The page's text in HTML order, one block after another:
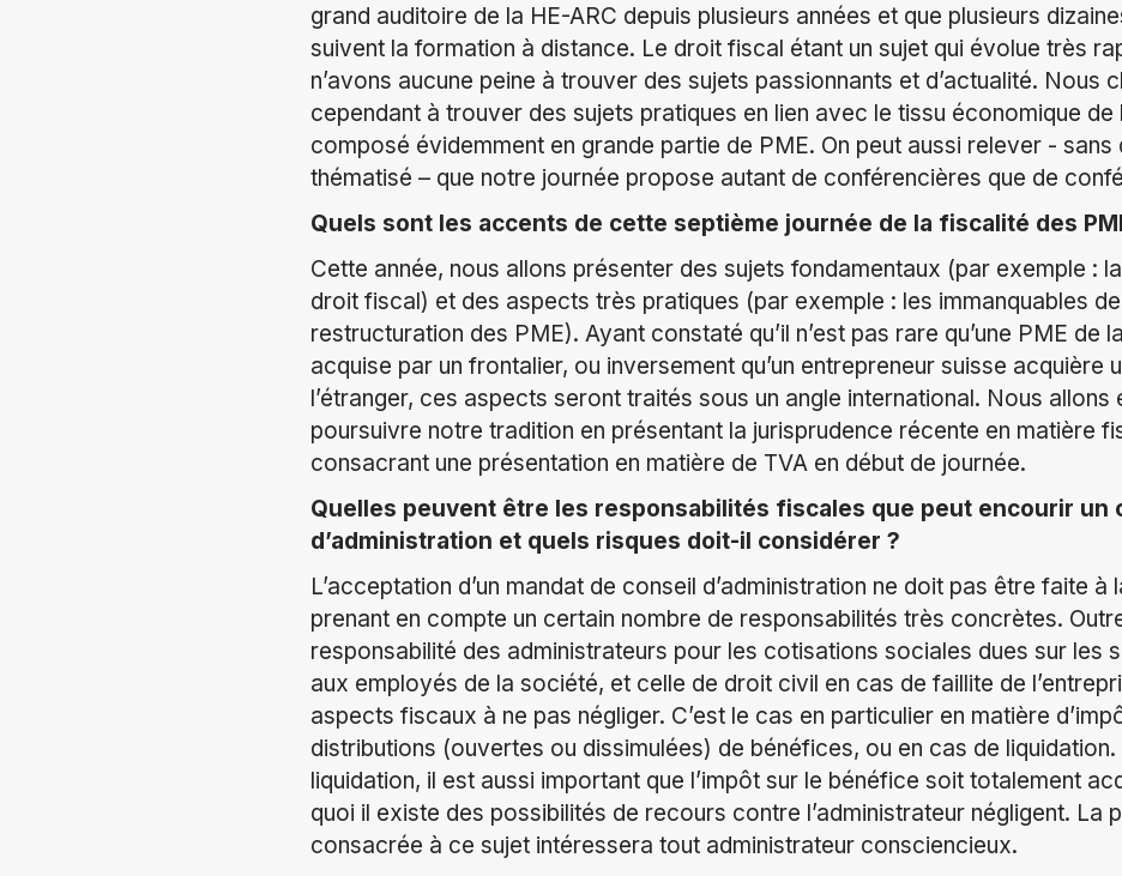
grand auditoire de la HE-ARC depuis plusieurs années et que plusieurs
suivent la formation à distance. Le droit fiscal étant un sujet qui évolue très
n’avons aucune peine à trouver des sujets passionnants et d’actualité. Nous
cependant à trouver des sujets pratiques en lien avec le tissu économique de
composé évidemment en grande partie de PME. On peut aussi relever - sans
thématisé – que notre journée propose autant de conférencières que de
Quels sont les accents de cette septième journée de la fiscalité des
Cette année, nous allons présenter des sujets fondamentaux (par exemple :
droit fiscal) et des aspects très pratiques (par exemple : les immanquables
restructuration des PME). Ayant constaté qu’il n’est pas rare qu’une PME de
acquise par un frontalier, ou inversement qu’un entrepreneur suisse acquière
l’étranger, ces aspects seront traités sous un angle international. Nous allons
poursuivre notre tradition en présentant la jurisprudence récente en matière
consacrant une présentation en matière de TVA en début de journée.
Quelles peuvent être les responsabilités fiscales que peut encourir un
d’administration et quels risques doit-il considérer ?
L’acceptation d’un mandat de conseil d’administration ne doit pas être faite à
prenant en compte un certain nombre de responsabilités très concrètes.
responsabilité des administrateurs pour les cotisations sociales dues sur les
aux employés de la société, et celle de droit civil en cas de faillite de
aspects fiscaux à ne pas négliger. C’est le cas en particulier en matière
distributions (ouvertes ou dissimulées) de bénéfices, ou en cas de liquidation.
liquidation, il est aussi important que l’impôt sur le bénéfice soit totalement
quoi il existe des possibilités de recours contre l’administrateur négligent. La
consacrée à ce sujet intéressera tout administrateur consciencieux.